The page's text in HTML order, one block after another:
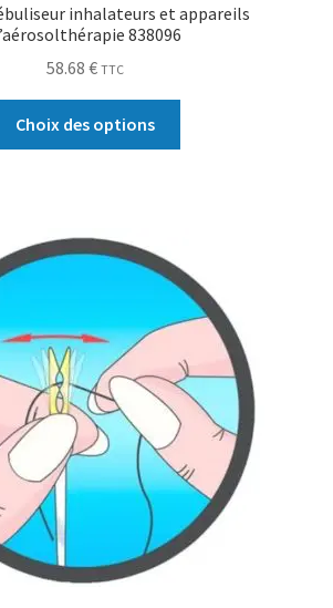
inhalateurs et appareils
838096
58.68 € TTC
Choix des options